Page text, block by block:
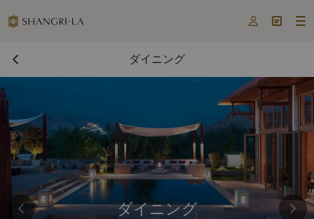
  
ダイニング
ダイニング